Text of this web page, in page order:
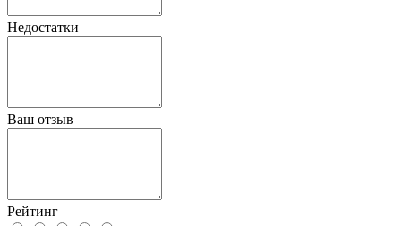
Недостатки
Ваш отзыв
Рейтинг